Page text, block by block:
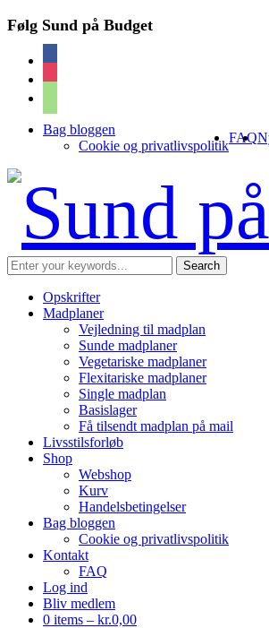
Følg Sund på Budget
Bag bloggen
Cookie og privatlivspolitik
FAQ
Opskrifter
Madplaner
Vejledning til madplan
Sunde madplaner
Vegetariske madplaner
Flexitariske madplaner
Single madplan
Basislager
Få tilsendt madplan på mail
Livsstilsforløb
Shop
Webshop
Kurv
Handelsbetingelser
Bag bloggen
Cookie og privatlivspolitik
Kontakt
FAQ
Log ind
Bliv medlem
0 items – kr.0,00